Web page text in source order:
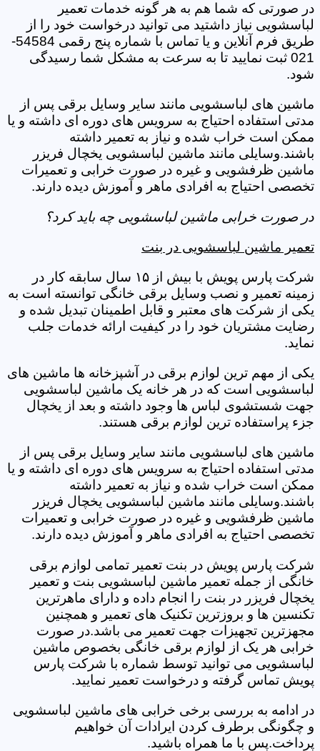
در صورتی که شما هم به هر گونه خدمات تعمیر
لباسشویی نیاز داشتید می توانید درخواست خود را از
طریق فرم آنلاین و یا تماس با شماره پنج رقمی 54584-
021 ثبت نمایید تا به سرعت به مشکل شما رسیدگی
شود.
ماشین های لباسشویی مانند سایر وسایل برقی پس از
مدتی استفاده احتیاج به سرویس های دوره ای داشته و یا
ممکن است خراب شده و نیاز به تعمیر داشته
باشند.وسایلی مانند ماشین لباسشویی یخچال فریزر
ماشین ظرفشویی و غیره در صورت خرابی و تعمیرات
تخصصی احتیاج به افرادی ماهر و آموزش دیده دارند.
در صورت خرابی ماشین لباسشویی چه باید کرد؟
تعمیر ماشین لباسشویی در بنت
شرکت پارس پویش با بیش از ۱۵ سال سابقه کار در
زمینه تعمیر و نصب وسایل برقی خانگی توانسته است به
یکی از شرکت های معتبر و قابل اطمینان تبدیل شده و
رضایت مشتریان خود را در کیفیت ارائه خدمات جلب
نماید.
یکی از مهم ترین لوازم برقی در آشپزخانه ها ماشین های
لباسشویی است که در هر خانه یک ماشین لباسشویی
جهت شستشوی لباس ها وجود داشته و بعد از یخچال
جزء پراستفاده ترین لوازم برقی هستند.
ماشین های لباسشویی مانند سایر وسایل برقی پس از
مدتی استفاده احتیاج به سرویس های دوره ای داشته و یا
ممکن است خراب شده و نیاز به تعمیر داشته
باشند.وسایلی مانند ماشین لباسشویی یخچال فریزر
ماشین ظرفشویی و غیره در صورت خرابی و تعمیرات
تخصصی احتیاج به افرادی ماهر و آموزش دیده دارند.
شرکت پارس پویش در بنت تعمیر تمامی لوازم برقی
خانگی از جمله تعمیر ماشین لباسشویی بنت و تعمیر
یخچال فریزر در بنت را انجام داده و دارای ماهرترین
تکنسین ها و بروزترین تکنیک های تعمیر و همچنین
مجهزترین تجهیزات جهت تعمیر می باشد.در صورت
خرابی هر یک از لوازم برقی خانگی بخصوص ماشین
لباسشویی می توانید توسط شماره با شرکت پارس
پویش تماس گرفته و درخواست تعمیر نمایید.
در ادامه به بررسی برخی خرابی های ماشین لباسشویی
و چگونگی برطرف کردن ایرادات آن خواهیم
پرداخت.پس با ما همراه باشید.